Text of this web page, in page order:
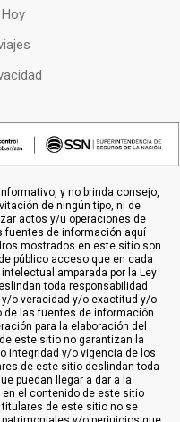
y no brinda consejo,
de ningún tipo, ni de
actos y/u operaciones de
fuentes de información aquí
mostrados en este sitio son
público acceso que en cada
amparada por la Ley
toda responsabilidad
o veracidad y/o exactitud y/o
las fuentes de información
para la elaboración del
este sitio no garantizan la
integridad y/o vigencia de los
de este sitio deslindan toda
puedan llegar a dar a la
el contenido de este sitio
de este sitio no se